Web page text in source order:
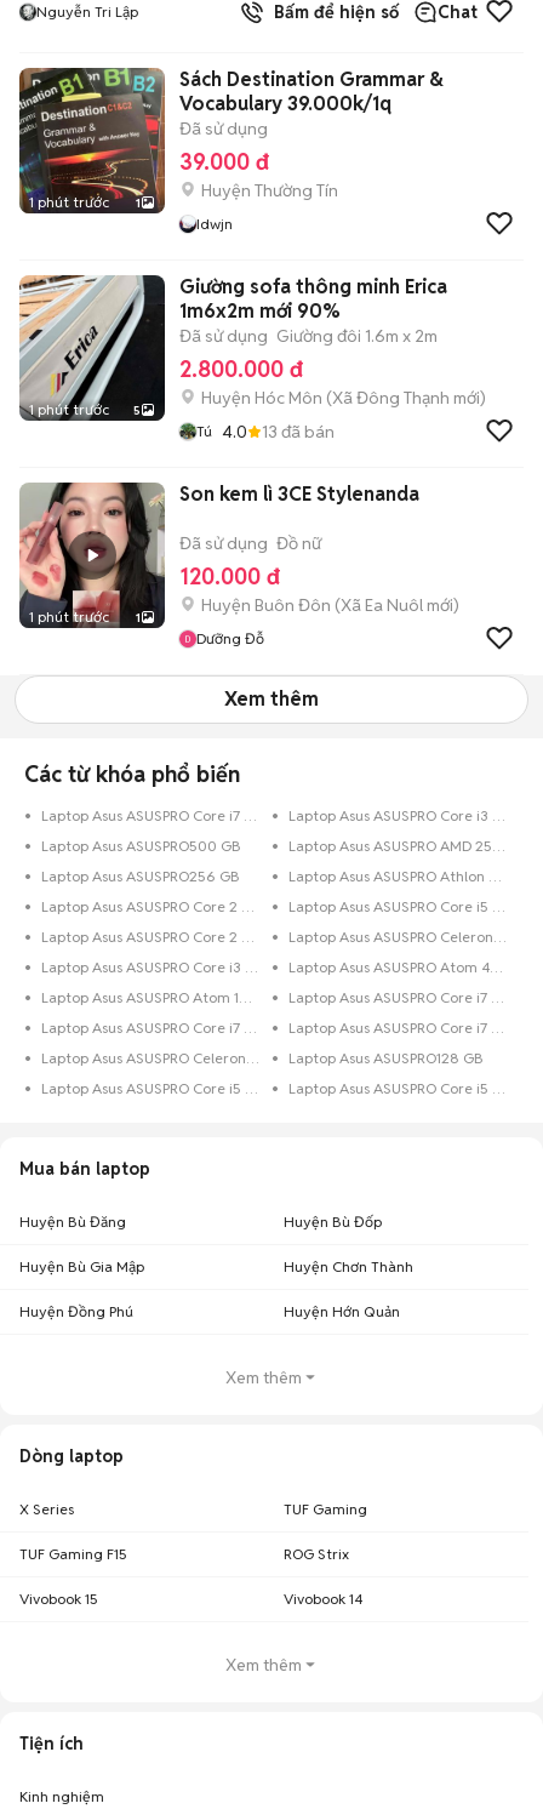
Nguyễn Tri Lập Bấm để hiện số Chat
1 phút trước 1
Sách Destination Grammar &
Vocabulary 39.000k/1q
Đã sử dụng
39.000 đ
Huyện Thường Tín
Idwjn
1 phút trước 5
Giường sofa thông minh Erica
1m6x2m mới 90%
Đã sử dụng Giường đôi 1.6m x 2m
2.800.000 đ
Huyện Hóc Môn (Xã Đông Thạnh mới)
Tú 4.0 13 đã bán
1 phút trước 1
Son kem lì 3CE Stylenanda
Đã sử dụng Đồ nữ
120.000 đ
Huyện Buôn Đôn (Xã Ea Nuôl mới)
Dưỡng Đỗ
Xem thêm
Các từ khóa phổ biến
Laptop Asus ASUSPRO Core i7 Dưới 128 GB
Laptop Asus ASUSPRO Core i3 320 GB
Laptop Asus ASUSPRO500 GB
Laptop Asus ASUSPRO AMD 256 GB
Laptop Asus ASUSPRO256 GB
Laptop Asus ASUSPRO Athlon 256 GB
Laptop Asus ASUSPRO Core 2 Quad 500 GB
Laptop Asus ASUSPRO Core i5 640 GB
Laptop Asus ASUSPRO Core 2 Duo 256 GB
Laptop Asus ASUSPRO Celeron Dưới 128 GB
Laptop Asus ASUSPRO Core i3 Dưới 128 GB
Laptop Asus ASUSPRO Atom 480 GB
Laptop Asus ASUSPRO Atom 128 GB
Laptop Asus ASUSPRO Core i7 700 GB
Laptop Asus ASUSPRO Core i7 512 GB
Laptop Asus ASUSPRO Core i7 320 GB
Laptop Asus ASUSPRO Celeron 128 GB
Laptop Asus ASUSPRO128 GB
Laptop Asus ASUSPRO Core i5 250 GB
Laptop Asus ASUSPRO Core i5 700 GB
Mua bán laptop
Huyện Bù Đăng Huyện Bù Đốp
Huyện Bù Gia Mập Huyện Chơn Thành
Huyện Đồng Phú Huyện Hớn Quản
Xem thêm
Dòng laptop
X Series TUF Gaming
TUF Gaming F15 ROG Strix
Vivobook 15 Vivobook 14
Xem thêm
Tiện ích
Kinh nghiệm